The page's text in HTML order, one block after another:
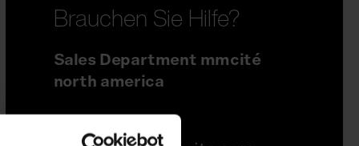
Brauchen Sie Hilfe?
Sales Department mmcité
north america
704-995-1942